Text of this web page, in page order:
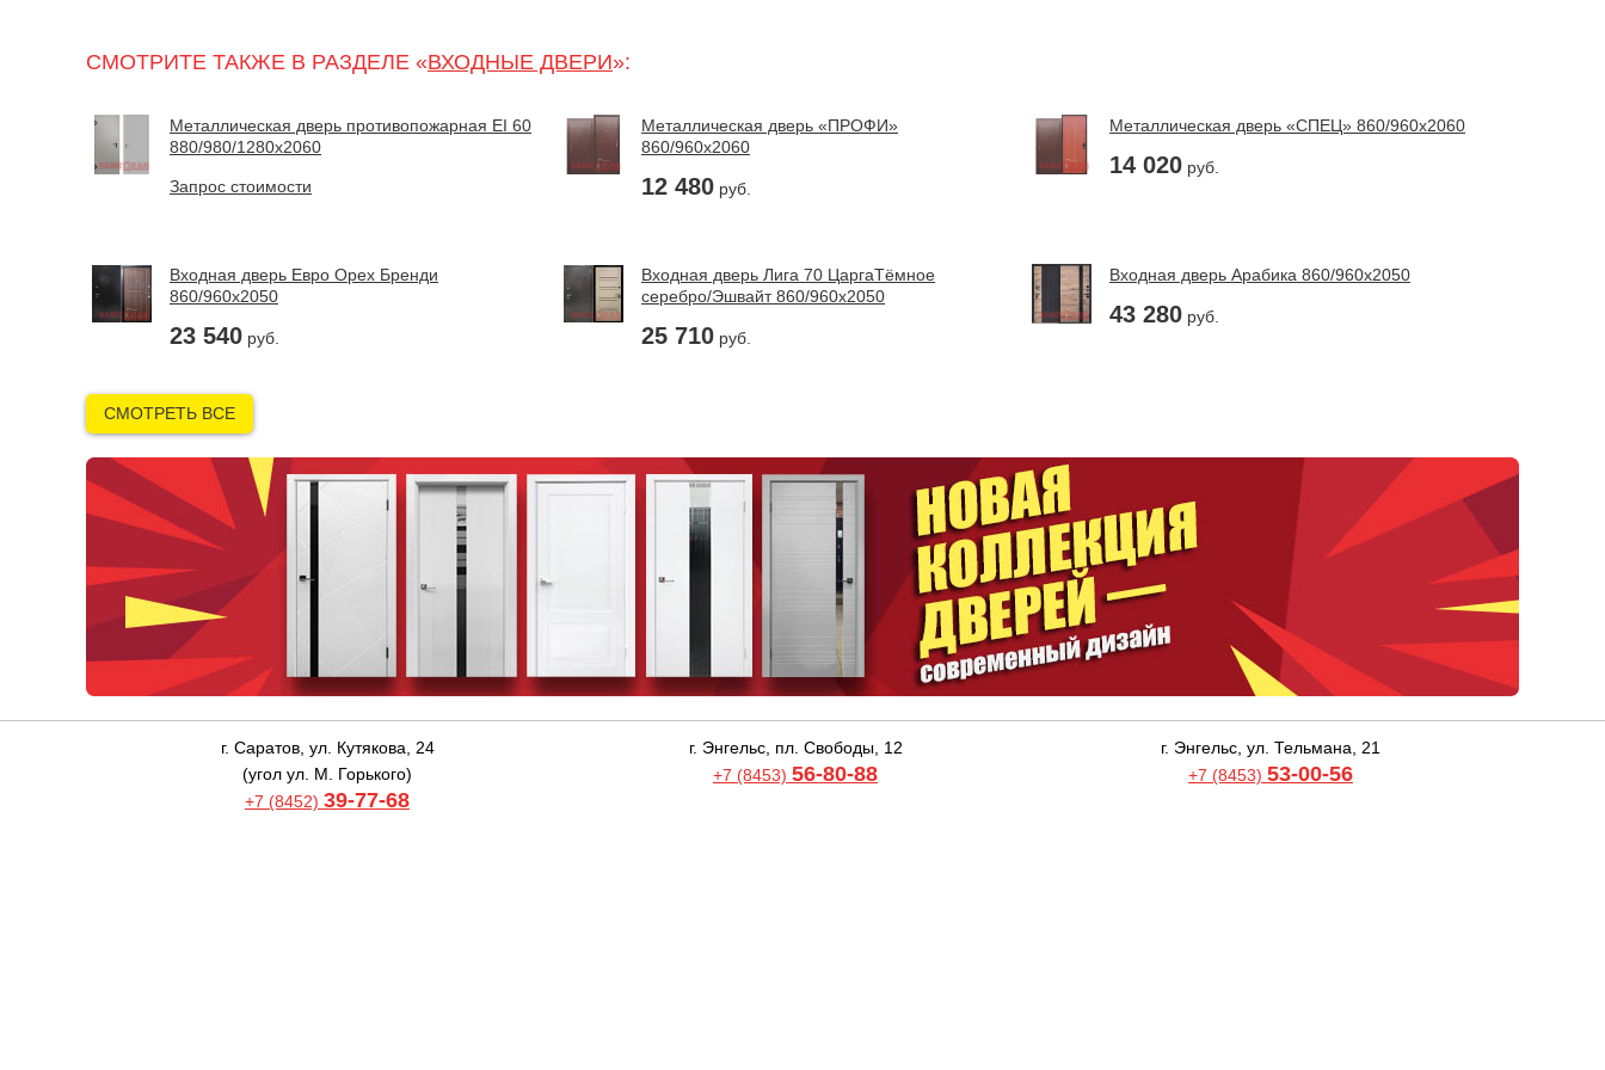
СМОТРИТЕ ТАКЖЕ В РАЗДЕЛЕ «ВХОДНЫЕ ДВЕРИ»:
Металлическая дверь противопожарная EI 60
880/980/1280х2060
Запрос стоимости
Металлическая дверь «ПРОФИ»
860/960х2060
12 480 руб.
Металлическая дверь «СПЕЦ» 860/960х2060
14 020 руб.
Входная дверь Евро Орех Бренди
860/960х2050
23 540 руб.
Входная дверь Лига 70 ЦаргаТёмное
серебро/Эшвайт 860/960х2050
25 710 руб.
Входная дверь Арабика 860/960х2050
43 280 руб.
СМОТРЕТЬ ВСЕ
г. Саратов, ул. Кутякова, 24
(угол ул. М. Горького)
+7 (8452) 39-77-68
г. Энгельс, пл. Свободы, 12
+7 (8453) 56-80-88
г. Энгельс, ул. Тельмана, 21
+7 (8453) 53-00-56